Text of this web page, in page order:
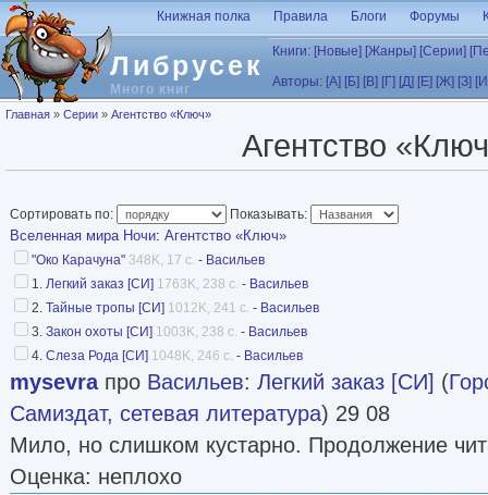
Перейти к основному содержанию
Либрусек
Много книг
Книжная полка Правила Блоги Форумы
Книги: [Новые] [Жанры] [Серии]
Авторы: [А] [Б] [В] [Г] [Д] [Е] [Ж] [З]
Вы здесь
Главная » Серии » Агентство «Ключ»
Агентство
Сортировать по: Показывать:
Вселенная мира Ночи: Агентство «Ключ»
"Око Карачуна" 348K, 17 с. - Васильев
1. Легкий заказ [СИ] 1763K, 238 с. - Васильев
2. Тайные тропы [СИ] 1012K, 241 с. - Васильев
3. Закон охоты [СИ] 1003K, 238 с. - Васильев
4. Слеза Рода [СИ] 1048K, 246 с. - Васильев
mysevraпро Васильев: Легкий заказ [СИ] (
Самиздат, сетевая литература) 29 08
Мило, но слишком кустарно. Продолжение
Оценка: неплохо